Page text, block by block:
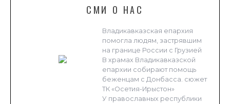
СМИ О НАС
Владикавказская епархия
помогла людям, застрявшим
на границе России с Грузией
В храмах Владикавказской
епархии собирают помощь
беженцам с Донбасса. сюжет
ТК «Осетия-Ирыстон»
У православных республики